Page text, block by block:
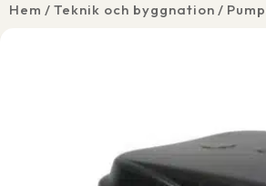
Hem Teknik och byggnation